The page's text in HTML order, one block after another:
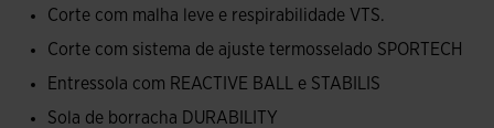
a respirabilidade e o conforto, reduzindo a acumulação de
calor no interior da sapatilha. Assegura que o pé se
mantenha fresco e confortável em todos os momentos.
Corte com malha leve e respirabilidade VTS.
Corte com sistema de ajuste termosselado SPORTECH
Entressola com REACTIVE BALL e STABILIS
Sola de borracha DURABILITY